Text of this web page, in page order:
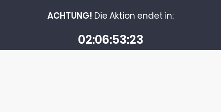
ACHTUNG! Die Aktion endet in:
02065323